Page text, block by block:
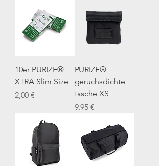
10er PURIZE®
XTRA Slim Size
Preis
2,00 €
PURIZE®
geruchsdichte
tasche XS
Preis
9,95 €